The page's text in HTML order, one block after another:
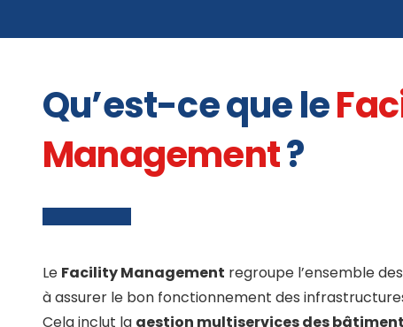
Qu’est-ce que le
Management?
Le Facility Management regroupe l’ensemble
à assurer le bon fonctionnement des
Cela inclut la gestion multiservices des